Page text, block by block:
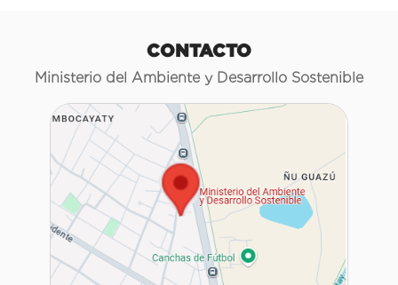
CONTACTO
Ministerio del Ambiente y Desarrollo Sostenible